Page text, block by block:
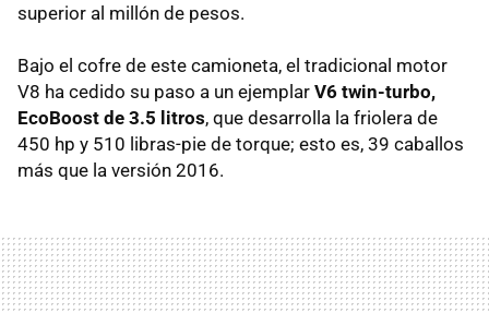
superior al millón de pesos.
Bajo el cofre de este camioneta, el tradicional motor
V8 ha cedido su paso a un ejemplar V6 twin-turbo,
EcoBoost de 3.5 litros, que desarrolla la friolera de
450 hp y 510 libras-pie de torque; esto es, 39 caballos
más que la versión 2016.